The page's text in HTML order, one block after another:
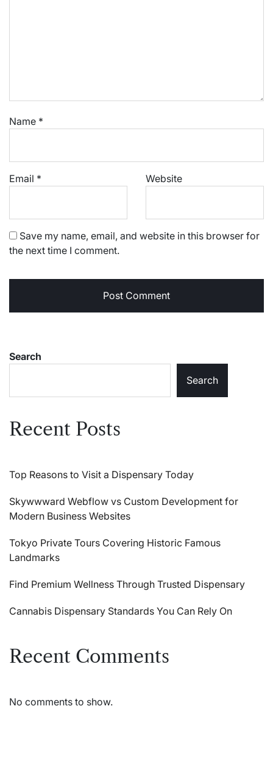
Name *
Email * Website
Save my name, email, and website in this browser for
the next time I comment.
Search
Search
Recent Posts
Top Reasons to Visit a Dispensary Today
Skywwward Webflow vs Custom Development for
Modern Business Websites
Tokyo Private Tours Covering Historic Famous
Landmarks
Find Premium Wellness Through Trusted Dispensary
Cannabis Dispensary Standards You Can Rely On
Recent Comments
No comments to show.